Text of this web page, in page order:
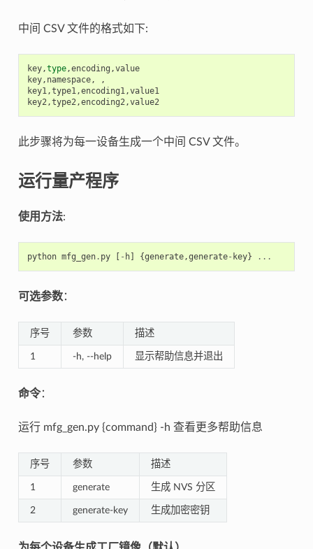
中间 CSV 文件的格式如下:
key,type,encoding ,value
key, namespace,
,
key1,type1,encoding1,value1
key2,type2,encoding2,value2
此步骤将为每一设备生成一个中间 CSV 文件。
运行量产程序
使用方法:
python mfg_gen. py - h] {generate,generate- key} ...
可选参数：
序号 参数 描述
1 -h, --help 显示帮助信息并退出
命令：
运行 mfg_gen.py {command} -h 查看更多帮助信息
序号 参数 描述
1 generate 生成 NVS 分区
2 generate-key 生成加密密钥